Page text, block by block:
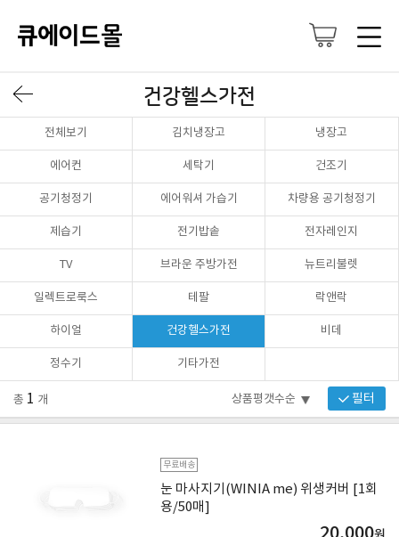
건강헬스가전
전체보기 김치냉장고 냉장고
에어컨 세탁기 건조기
공기청정기 에어워셔 가습기 차량용 공기청정기
제습기 전기밥솥 전자레인지
TV 브라운 주방가전 뉴트리불렛
일렉트로룩스 테팔 락앤락
하이얼 건강헬스가전 비데
정수기 기타가전
총 1 개 필터
무료배송
눈 마사지기(WINIA me) 위생커버 [1회
용/50매]